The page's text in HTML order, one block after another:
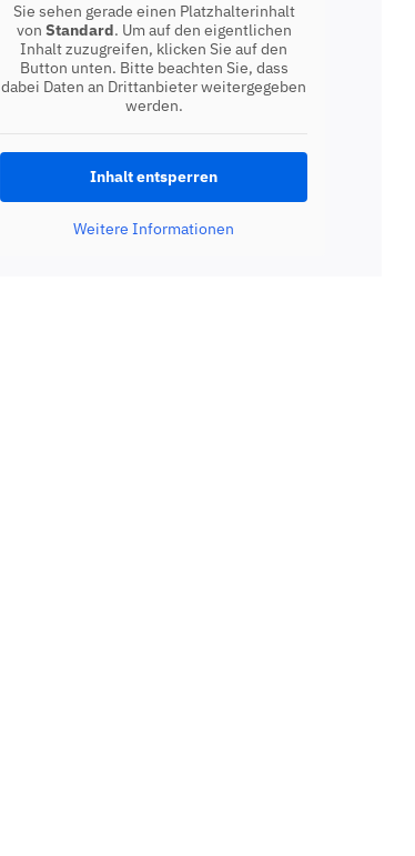
Sie sehen gerade einen Platzhalterinhalt
von Standard. Um auf den eigentlichen
Inhalt zuzugreifen, klicken Sie auf den
Button unten. Bitte beachten Sie, dass
dabei Daten an Drittanbieter weitergegeben
werden.
Inhalt entsperren
Weitere Informationen